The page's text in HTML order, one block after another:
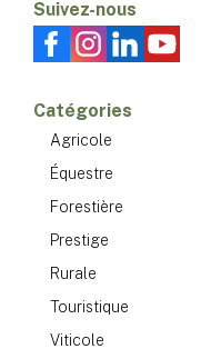
Suivez-nous
Catégories
Agricole
Équestre
Forestière
Prestige
Rurale
Touristique
Viticole